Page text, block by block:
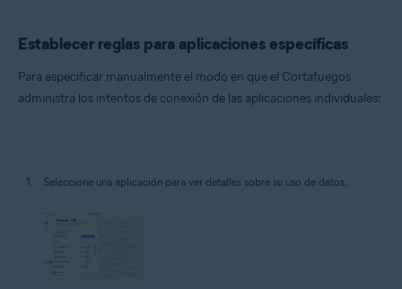
Establecer reglas para aplicaciones específicas
Para especificar manualmente el modo en que el Cortafuegos
administra los intentos de conexión de las aplicaciones individuales:
Seleccione una aplicación para ver detalles sobre su uso de datos.